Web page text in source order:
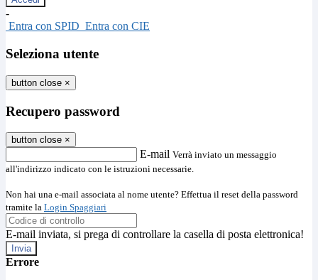
-
Entra con SPID Entra con CIE
Seleziona utente
button close ×
Recupero password
button close ×
E-mail Verrà inviato un messaggio
all'indirizzo indicato con le istruzioni necessarie.
Non hai una e-mail associata al nome utente? Effettua il reset della password
tramite la Login Spaggiari
E-mail inviata, si prega di controllare la casella di posta elettronica!
Errore